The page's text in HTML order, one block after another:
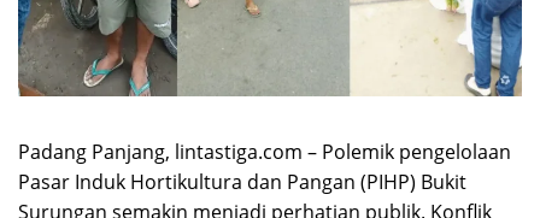
Padang Panjang, lintastiga.com – Polemik pengelolaan
Pasar Induk Hortikultura dan Pangan (PIHP) Bukit
Surungan semakin menjadi perhatian publik. Konflik